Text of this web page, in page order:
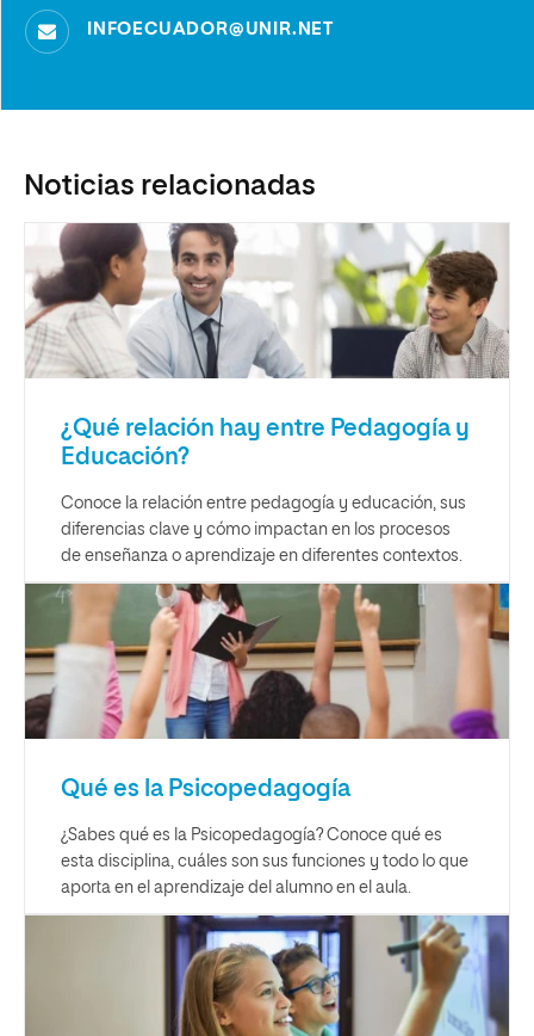
INFOECUADOR@UNIR.NET
Noticias relacionadas
¿Qué relación hay entre Pedagogía y
Educación?
Conoce la relación entre pedagogía y educación, sus
diferencias clave y cómo impactan en los procesos
de enseñanza o aprendizaje en diferentes contextos.
Qué es la Psicopedagogía
¿Sabes qué es la Psicopedagogía? Conoce qué es
esta disciplina, cuáles son sus funciones y todo lo que
aporta en el aprendizaje del alumno en el aula.